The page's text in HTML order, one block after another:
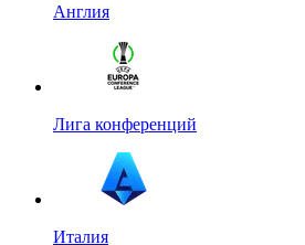
Англия
Лига конференций
Италия